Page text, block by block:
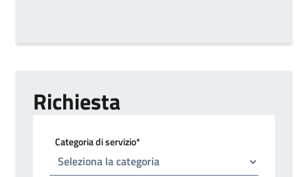
Richiesta
Categoria di servizio*